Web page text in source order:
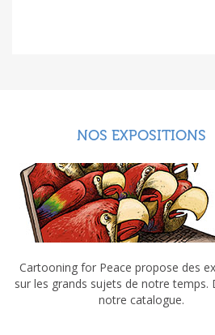
NOS EXPOSITIONS
Cartooning for Peace propose des
sur les grands sujets de notre temps.
notre catalogue.